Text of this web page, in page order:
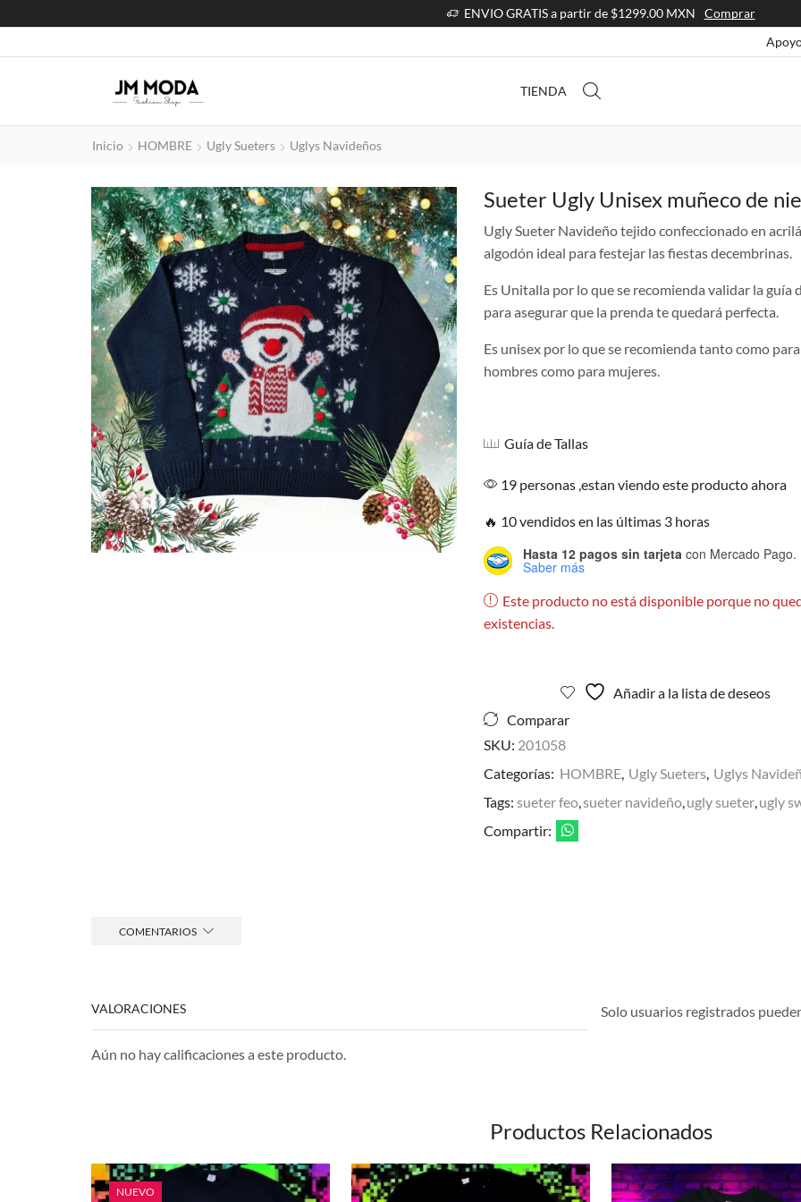
ENVIO GRATIS a partir de $1299.00 MXN
Comprar
TIENDA
Inicio HOMBRE Ugly Sueters Uglys Navideños
Sueter Ugly Unisex muñeco de
Ugly Sueter Navideño tejido confeccionado en
algodón ideal para festejar las fiestas decembrinas.
Es Unitalla por lo que se recomienda validar la guía
para asegurar que la prenda te quedará perfecta.
Es unisex por lo que se recomienda tanto como para
hombres como para mujeres.
Guía de Tallas
19 personas ,estan viendo este producto ahora
🔥 10 vendidos en las últimas 3 horas
Hasta 12 pagos sin tarjetacon Mercado Pago.
Saber más
Este producto no está disponible porque no
existencias.
Añadir a la lista de deseos
Comparar
SKU: 201058
Categorías: HOMBRE, Ugly Sueters, Uglys
Tags: sueter feo,sueter navideño,ugly sueter,ugly
Compartir:
COMENTARIOS
VALORACIONES
Aún no hay calificaciones a este producto.
Solo usuarios registrados
Productos Relacionados
NUEVO